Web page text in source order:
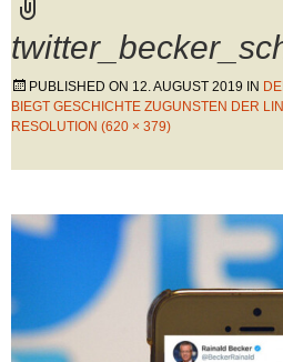
PUBLISHED ON 12. AUGUST 2019 IN
BIEGT GESCHICHTE ZUGUNSTEN DER
RESOLUTION (620 × 379)